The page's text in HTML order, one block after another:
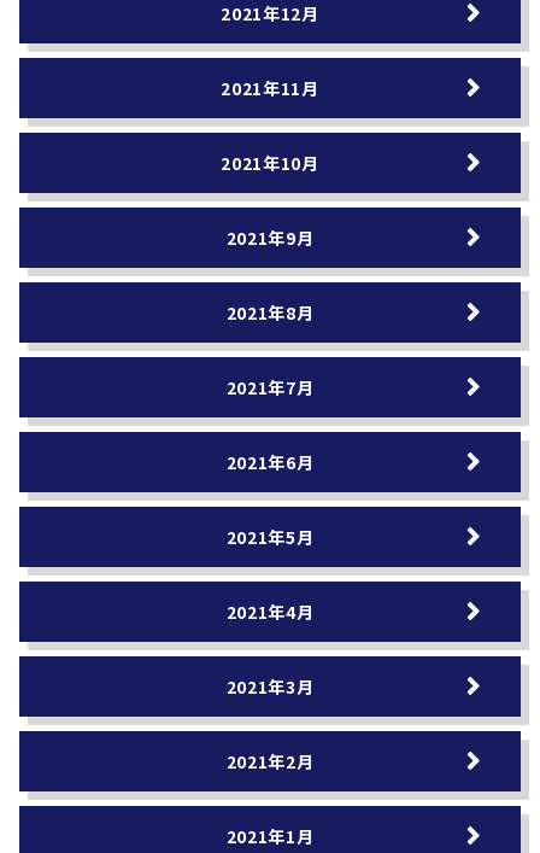
2021年12月
2021年11月
2021年10月
2021年9月
2021年8月
2021年7月
2021年6月
2021年5月
2021年4月
2021年3月
2021年2月
2021年1月